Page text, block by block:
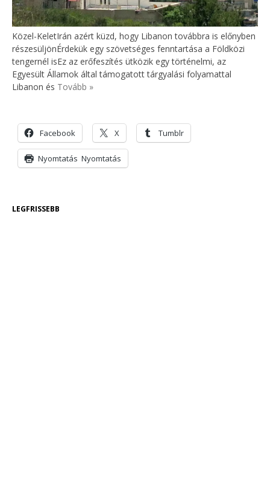
Közel-KeletIrán azért küzd, hogy Libanon továbbra is előnyben
részesüljönÉrdekük egy szövetséges fenntartása a Földközi
tengernél isEz az erőfeszítés ütközik egy történelmi, az
Egyesült Államok által támogatott tárgyalási folyamattal
Libanon és Tovább »
Facebook X Tumblr
Nyomtatás Nyomtatás
LEGFRISSEBB